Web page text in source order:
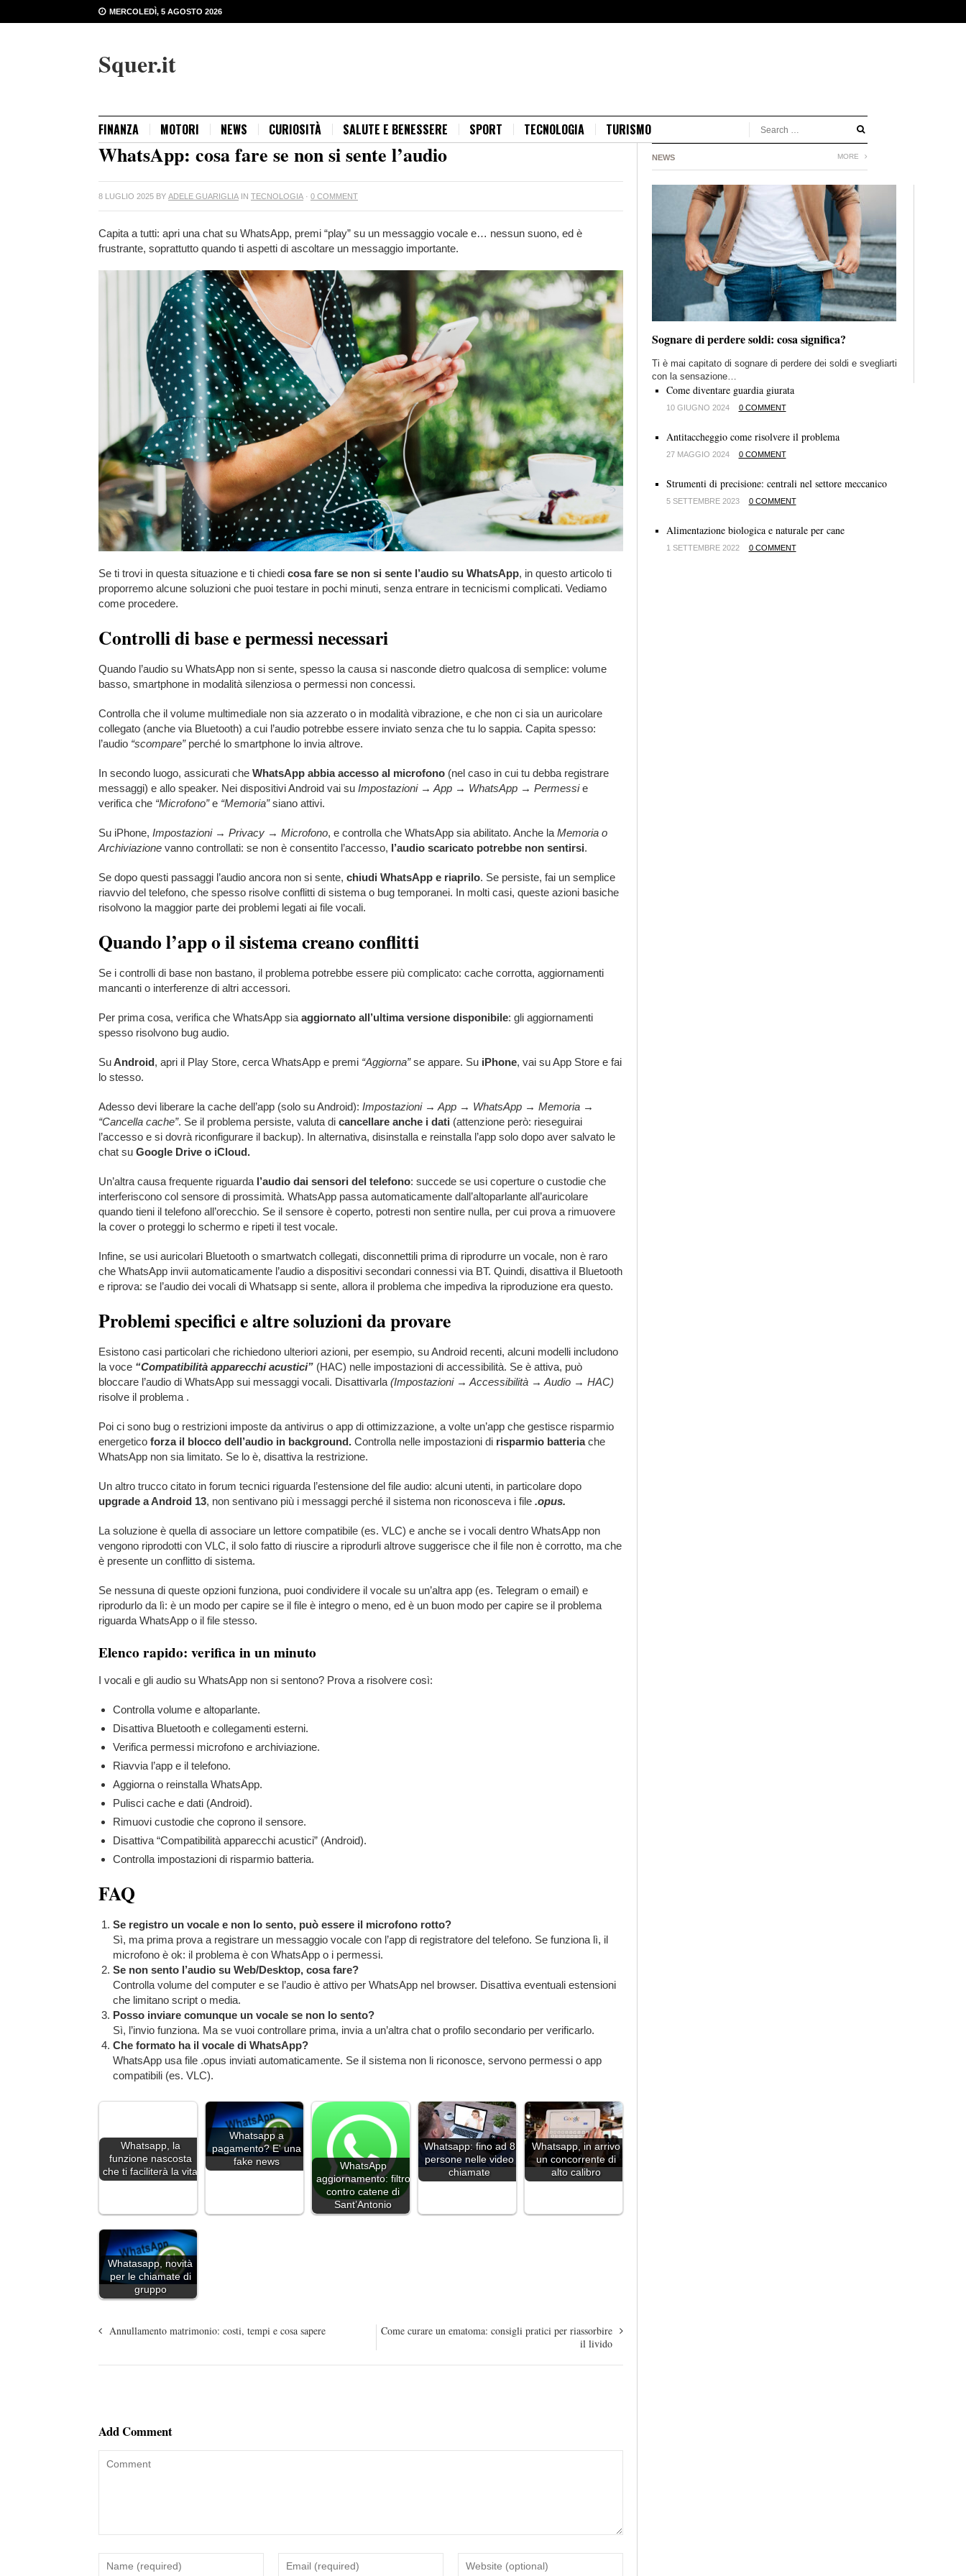
MERCOLEDÌ, 5 AGOSTO 2026
Squer.it
FINANZA MOTORI NEWS CURIOSITÀ SALUTE E BENESSERE SPORT TECNOLOGIA TURISMO
WhatsApp: cosa fare se non si sente l’audio
8 LUGLIO 2025 BY ADELE GUARIGLIA IN TECNOLOGIA · 0 COMMENT
Capita a tutti: apri una chat su WhatsApp, premi “play” su un messaggio vocale e… nessun suono, ed è
frustrante, soprattutto quando ti aspetti di ascoltare un messaggio importante.
Se ti trovi in questa situazione e ti chiedi cosa fare se non si sente l’audio su WhatsApp, in questo articolo ti
proporremo alcune soluzioni che puoi testare in pochi minuti, senza entrare in tecnicismi complicati. Vediamo
come procedere.
Controlli di base e permessi necessari
Quando l’audio su WhatsApp non si sente, spesso la causa si nasconde dietro qualcosa di semplice: volume
basso, smartphone in modalità silenziosa o permessi non concessi.
Controlla che il volume multimediale non sia azzerato o in modalità vibrazione, e che non ci sia un auricolare
collegato (anche via Bluetooth) a cui l’audio potrebbe essere inviato senza che tu lo sappia. Capita spesso:
l’audio “scompare” perché lo smartphone lo invia altrove.
In secondo luogo, assicurati che WhatsApp abbia accesso al microfono (nel caso in cui tu debba registrare
messaggi) e allo speaker. Nei dispositivi Android vai su Impostazioni → App → WhatsApp → Permessie
verifica che “Microfono”e “Memoria”siano attivi.
Su iPhone, Impostazioni → Privacy → Microfono, e controlla che WhatsApp sia abilitato. Anche la Memoria o
Archiviazione vanno controllati: se non è consentito l’accesso, l’audio scaricato potrebbe non sentirsi.
Se dopo questi passaggi l’audio ancora non si sente, chiudi WhatsApp e riaprilo. Se persiste, fai un semplice
riavvio del telefono, che spesso risolve conflitti di sistema o bug temporanei. In molti casi, queste azioni basiche
risolvono la maggior parte dei problemi legati ai file vocali.
Quando l’app o il sistema creano conflitti
Se i controlli di base non bastano, il problema potrebbe essere più complicato: cache corrotta, aggiornamenti
mancanti o interferenze di altri accessori.
Per prima cosa, verifica che WhatsApp sia aggiornato all’ultima versione disponibile: gli aggiornamenti
spesso risolvono bug audio.
SuAndroid, apri il Play Store, cerca WhatsApp e premi “Aggiorna”se appare. Su iPhone, vai su App Store e fai
lo stesso.
Adesso devi liberare la cache dell’app (solo su Android): Impostazioni → App → WhatsApp → Memoria →
“Cancella cache”. Se il problema persiste, valuta di cancellare anche i dati (attenzione però: rieseguirai
l’accesso e si dovrà riconfigurare il backup). In alternativa, disinstalla e reinstalla l’app solo dopo aver salvato le
chat su Google Drive o iCloud.
Un’altra causa frequente riguarda l’audio dai sensori del telefono: succede se usi coperture o custodie che
interferiscono col sensore di prossimità. WhatsApp passa automaticamente dall’altoparlante all’auricolare
quando tieni il telefono all’orecchio. Se il sensore è coperto, potresti non sentire nulla, per cui prova a rimuovere
la cover o proteggi lo schermo e ripeti il test vocale.
Infine, se usi auricolari Bluetooth o smartwatch collegati, disconnettili prima di riprodurre un vocale, non è raro
che WhatsApp invii automaticamente l’audio a dispositivi secondari connessi via BT. Quindi, disattiva il Bluetooth
e riprova: se l’audio dei vocali di Whatsapp si sente, allora il problema che impediva la riproduzione era questo.
Problemi specifici e altre soluzioni da provare
Esistono casi particolari che richiedono ulteriori azioni, per esempio, su Android recenti, alcuni modelli includono
la voce “Compatibilità apparecchi acustici” (HAC) nelle impostazioni di accessibilità. Se è attiva, può
bloccare l’audio di WhatsApp sui messaggi vocali. Disattivarla (Impostazioni → Accessibilità → Audio → HAC)
risolve il problema .
Poi ci sono bug o restrizioni imposte da antivirus o app di ottimizzazione, a volte un’app che gestisce risparmio
energetico forza il blocco dell’audio in background. Controlla nelle impostazioni di risparmio batteriache
WhatsApp non sia limitato. Se lo è, disattiva la restrizione.
Un altro trucco citato in forum tecnici riguarda l’estensione del file audio: alcuni utenti, in particolare dopo
upgrade a Android 13, non sentivano più i messaggi perché il sistema non riconosceva i file .opus.
La soluzione è quella di associare un lettore compatibile (es. VLC) e anche se i vocali dentro WhatsApp non
vengono riprodotti con VLC, il solo fatto di riuscire a riprodurli altrove suggerisce che il file non è corrotto, ma che
è presente un conflitto di sistema.
Se nessuna di queste opzioni funziona, puoi condividere il vocale su un’altra app (es. Telegram o email) e
riprodurlo da lì: è un modo per capire se il file è integro o meno, ed è un buon modo per capire se il problema
riguarda WhatsApp o il file stesso.
Elenco rapido: verifica in un minuto
I vocali e gli audio su WhatsApp non si sentono? Prova a risolvere così:
Controlla volume e altoparlante.
Disattiva Bluetooth e collegamenti esterni.
Verifica permessi microfono e archiviazione.
Riavvia l’app e il telefono.
Aggiorna o reinstalla WhatsApp.
Pulisci cache e dati (Android).
Rimuovi custodie che coprono il sensore.
Disattiva “Compatibilità apparecchi acustici” (Android).
Controlla impostazioni di risparmio batteria.
FAQ
Se registro un vocale e non lo sento, può essere il microfono rotto?
Sì, ma prima prova a registrare un messaggio vocale con l’app di registratore del telefono. Se funziona lì, il
microfono è ok: il problema è con WhatsApp o i permessi.
Se non sento l’audio su Web/Desktop, cosa fare?
Controlla volume del computer e se l’audio è attivo per WhatsApp nel browser. Disattiva eventuali estensioni
che limitano script o media.
Posso inviare comunque un vocale se non lo sento?
Sì, l’invio funziona. Ma se vuoi controllare prima, invia a un’altra chat o profilo secondario per verificarlo.
Che formato ha il vocale di WhatsApp?
WhatsApp usa file .opus inviati automaticamente. Se il sistema non li riconosce, servono permessi o app
compatibili (es. VLC).
Whatsapp, la
funzione nascosta
che ti faciliterà la vita
Whatsapp a
pagamento? E' una
fake news
WhatsApp
aggiornamento: filtro
contro catene di
Sant’Antonio
Whatsapp: fino ad 8
persone nelle video
chiamate
Whatsapp, in arrivo
un concorrente di
alto calibro
Whatasapp, novità
per le chiamate di
gruppo
Annullamento matrimonio: costi, tempi e cosa sapere
Come curare un ematoma: consigli pratici per riassorbire
il livido
Add Comment
NEWS MORE
Sognare di perdere soldi: cosa significa?
Ti è mai capitato di sognare di perdere dei soldi e svegliarti
con la sensazione…
Come diventare guardia giurata
10 GIUGNO 2024 0 COMMENT
Antitaccheggio come risolvere il problema
27 MAGGIO 2024 0 COMMENT
Strumenti di precisione: centrali nel settore meccanico
5 SETTEMBRE 2023 0 COMMENT
Alimentazione biologica e naturale per cane
1 SETTEMBRE 2022 0 COMMENT